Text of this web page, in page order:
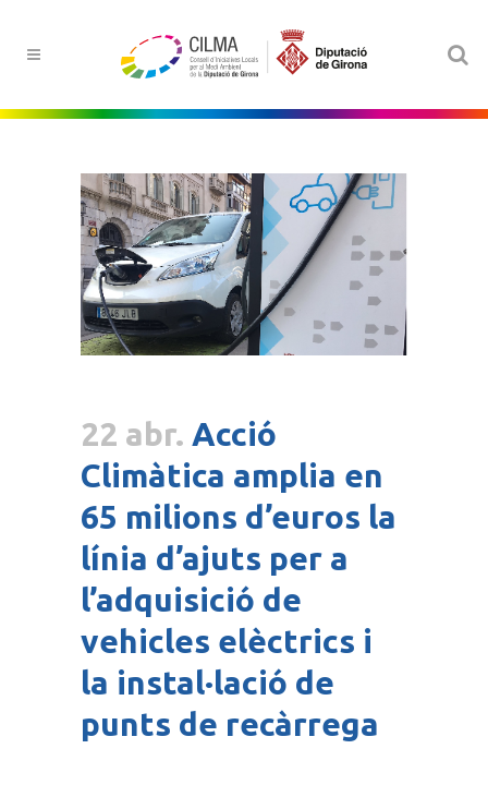
22 abr. Acció
Climàtica amplia en
65 milions d’euros la
línia d’ajuts per a
l’adquisició de
vehicles elèctrics i
la instal·lació de
punts de recàrrega